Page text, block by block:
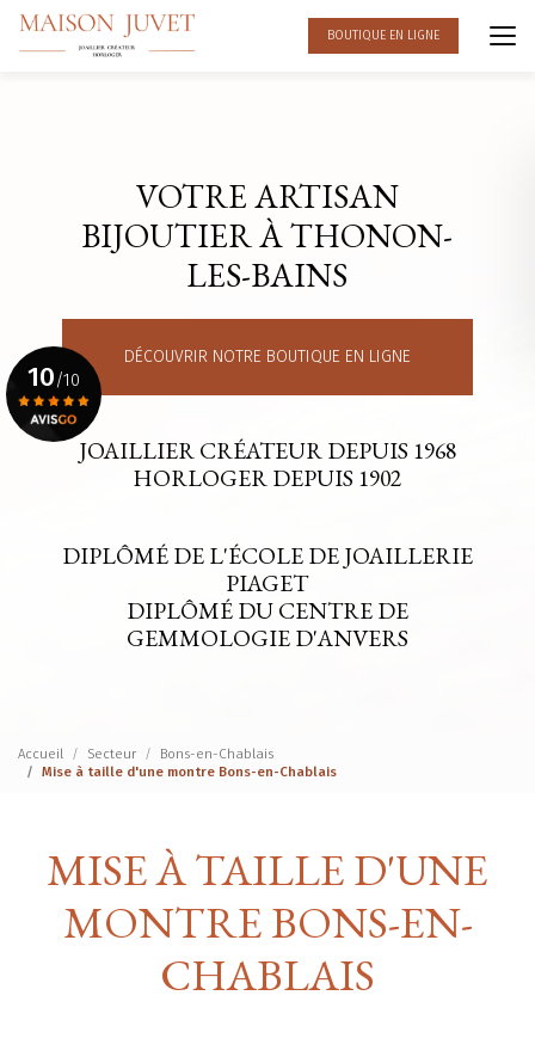
Aller
contenu
BOUTIQUE EN LIGNE
VOTRE ARTISAN
BIJOUTIER À THONON-
LES-BAINS
DÉCOUVRIR NOTRE BOUTIQUE EN LIGNE
JOAILLIER CRÉATEUR DEPUIS 1968
HORLOGER DEPUIS 1902
DIPLÔMÉ DE L'ÉCOLE DE JOAILLERIE
PIAGET
DIPLÔMÉ DU CENTRE DE
GEMMOLOGIE D'ANVERS
10/10
Voir le certificat
Accueil Secteur
Bons-en-Chablais
Mise à taille d'une montre Bons-en-Chablais
MISE À TAILLE D'UNE
MONTRE BONS-EN-
CHABLAIS